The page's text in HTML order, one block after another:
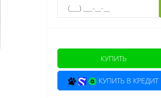
КУПИТЬ
КУПИТЬ В КРЕДИТ